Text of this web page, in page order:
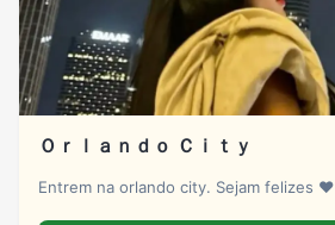
Ｏｒｌａｎｄｏ Ｃｉｔｙ
Entrem na orlando city. Sejam felizes ❤️